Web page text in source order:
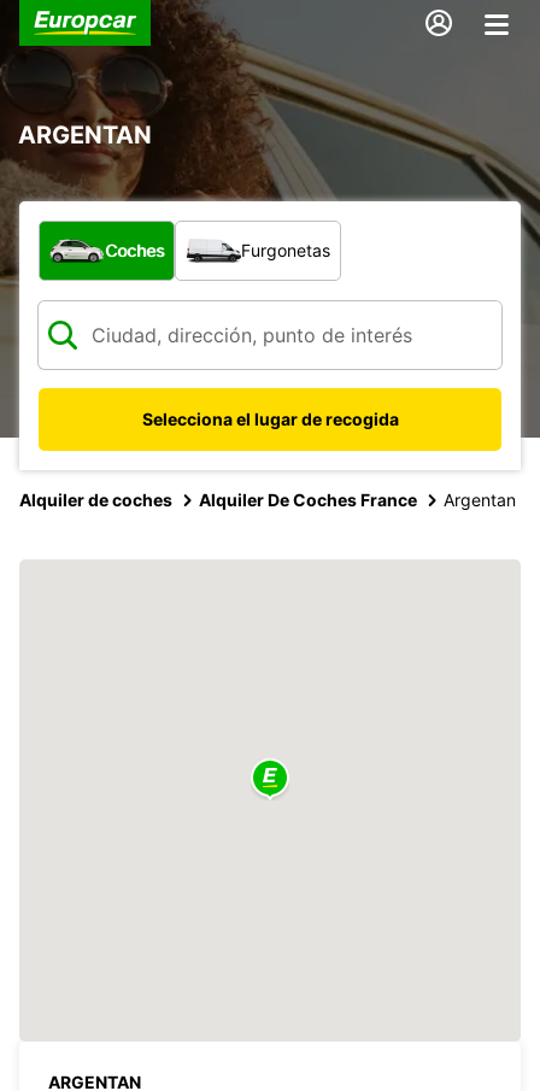
ARGENTAN
¿Qué tipo de vehículo?
Coches Furgonetas
Selecciona el lugar de recogida
Alquiler de coches Alquiler De Coches France Argentan
ARGENTAN